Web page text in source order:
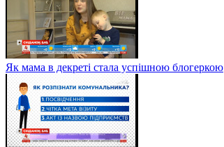
Як мама в декреті стала успішною блогеркою